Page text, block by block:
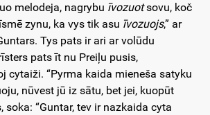
melodeja, nagrybu īvozuotsovu, koč
zynu, ka vys tik asu īvozuojs,” ar
Tys pats ir ari ar volūdu
pats īt nu Preiļu pusis,
cytaiži. “Pyrma kaida mieneša satyku
nūvest jū iz sātu, bet jei, kuopūt
soka: “Guntar, tev ir nazkaida cyta